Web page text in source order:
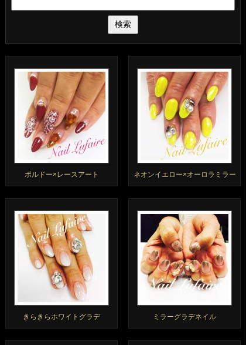
ボルドー×レースアート ネオンイエロー×オーロラミラー
きらきらホワイトグラデ ミラーグラデネイル